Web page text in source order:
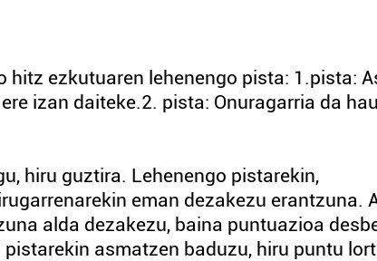
hitz ezkutuaren lehenengo pista: 1.pista:
izan daiteke.2. pista: Onuragarria da
hiru guztira. Lehenengo pistarekin,
eman dezakezu erantzuna.
alda dezakezu, baina puntuazioa
pistarekin asmatzen baduzu, hiru puntu